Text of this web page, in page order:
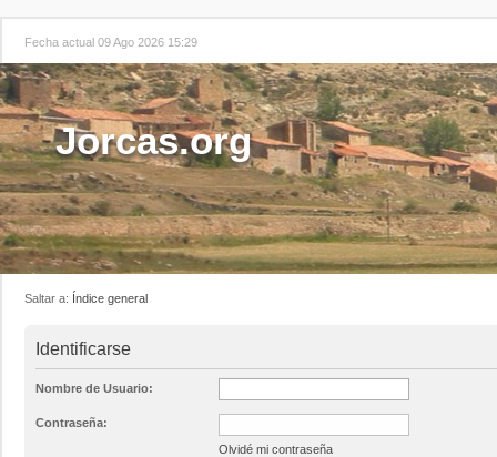
Fecha actual 09 Ago 2026 15:29
Jorcas.org
Saltar a: Índice general
Identificarse
Nombre de Usuario:
Contraseña:
Olvidé mi contraseña